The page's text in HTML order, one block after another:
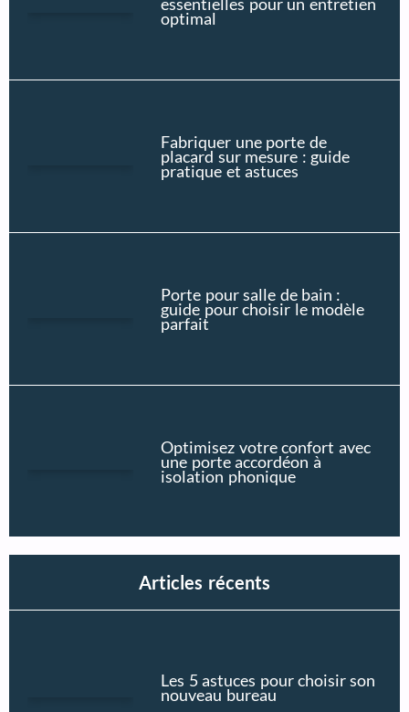
optimal
Fabriquer une porte de
placard sur mesure : guide
pratique et astuces
Porte pour salle de bain :
guide pour choisir le modèle
parfait
Optimisez votre confort avec
une porte accordéon à
isolation phonique
Articles récents
Les 5 astuces pour choisir son
nouveau bureau